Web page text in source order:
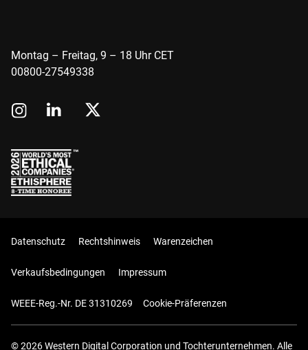
Montag – Freitag, 9 – 18 Uhr CET
00800-27549338
Datenschutz Rechtshinweis Warenzeichen
Verkaufsbedingungen Impressum
WEEE-Reg.-Nr. DE 31310269 Cookie-Präferenzen
© 2026 Western Digital Corporation und Tochterunternehmen. Alle